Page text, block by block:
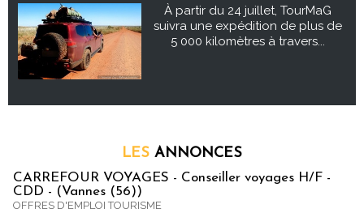
À partir du 24 juillet, TourMaG
suivra une expédition de plus de
5 000 kilomètres à travers...
LES ANNONCES
CARREFOUR VOYAGES - Conseiller voyages H/F -
CDD - (Vannes (56))
OFFRES D'EMPLOI TOURISME